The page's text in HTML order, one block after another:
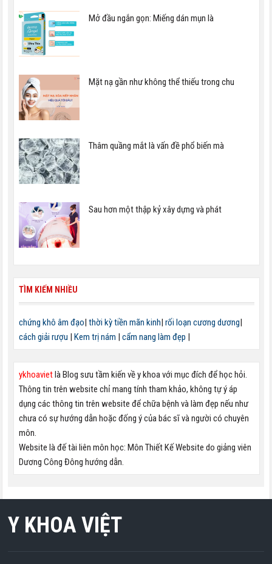
Mở đầu ngắn gọn: Miếng dán mụn là
Mặt nạ gần như không thể thiếu trong chu
Thâm quầng mắt là vấn đề phổ biến mà
Sau hơn một thập kỷ xây dựng và phát
TÌM KIẾM NHIỀU
chứng khô âm đạo| thời kỳ tiền mãn kinh| rối loạn cương dương|
cách giải rượu | Kem trị nám | cẩm nang làm đẹp |
ykhoavietlà Blog sưu tầm kiến về y khoa với mục đích để học hỏi.
Thông tin trên website chỉ mang tính tham khảo, không tự ý áp
dụng các thông tin trên website để chữa bệnh và làm đẹp nếu như
chưa có sự hướng dẫn hoặc đống ý của bác sĩ và người có chuyên
môn.
Website là đế tài liên môn học: Môn Thiết Kế Website do giảng viên
Dương Công Đông hướng dẫn.
Y KHOA VIỆT